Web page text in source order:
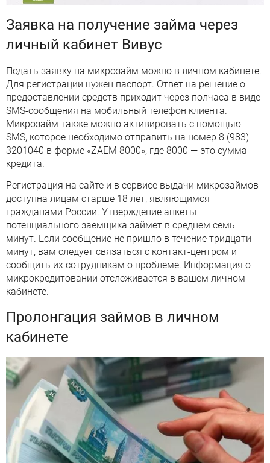
Заявка на получение займа через
личный кабинет Вивус
Подать заявку на микрозайм можно в личном кабинете.
Для регистрации нужен паспорт. Ответ на решение о
предоставлении средств приходит через полчаса в виде
SMS-сообщения на мобильный телефон клиента.
Микрозайм также можно активировать с помощью
SMS, которое необходимо отправить на номер 8 (983)
3201040 в форме «ZAEM 8000», где 8000 — это сумма
кредита.
Регистрация на сайте и в сервисе выдачи микрозаймов
доступна лицам старше 18 лет, являющимся
гражданами России. Утверждение анкеты
потенциального заемщика займет в среднем семь
минут. Если сообщение не пришло в течение тридцати
минут, вам следует связаться с контакт-центром и
сообщить их сотрудникам о проблеме. Информация о
микрокредитовании отслеживается в вашем личном
кабинете.
Пролонгация займов в личном
кабинете